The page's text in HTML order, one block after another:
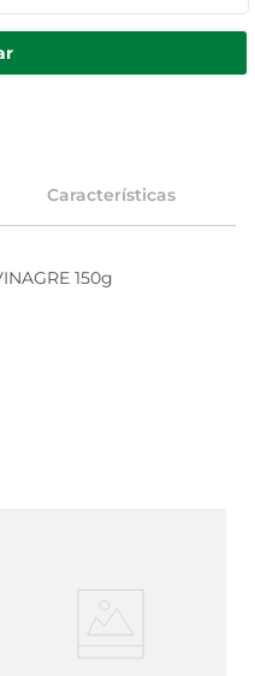
Características
150g